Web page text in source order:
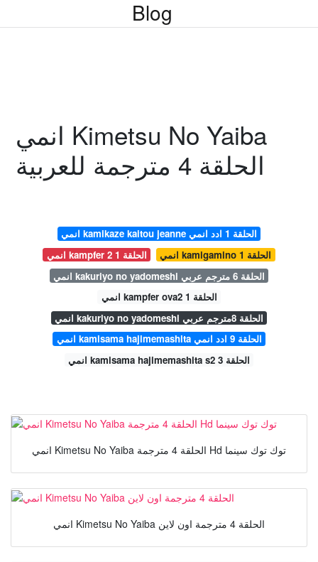
Blog
انمي Kimetsu No Yaiba
الحلقة 4 مترجمة للعربية
انمي kamikaze kaitou jeanne الحلقة 1 ادد انمي
انمي kampfer 2 الحلقة 1
انمي kamigamino الحلقة 1
انمي kakuriyo no yadomeshi الحلقة 6 مترجم عربي
انمي kampfer ova2 الحلقة 1
انمي kakuriyo no yadomeshi الحلقة 8مترجم عربي
انمي kamisama hajimemashita الحلقة 9 ادد انمي
انمي kamisama hajimemashita s2 الحلقة 3
انمي Kimetsu No Yaiba الحلقة 4 مترجمة Hd توك توك سينما
انمي Kimetsu No Yaiba الحلقة 4 مترجمة اون لاين